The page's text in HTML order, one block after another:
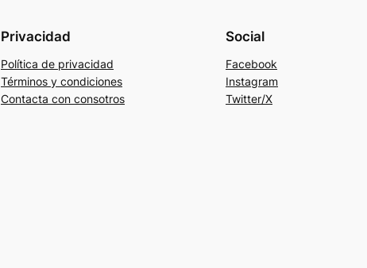
Privacidad
Política de privacidad
Términos y condiciones
Contacta con consotros
Social
Facebook
Instagram
Twitter/X